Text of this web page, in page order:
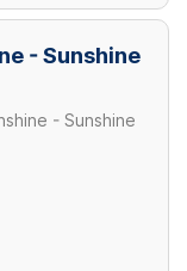
- Sunshine
- Sunshine